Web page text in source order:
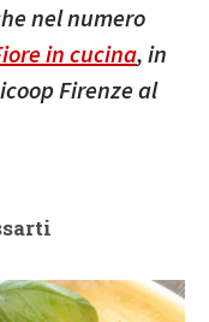
nel numero
in cucina, in
Firenze al